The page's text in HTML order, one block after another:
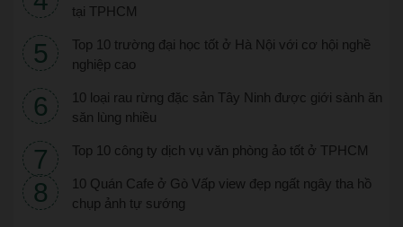
tại TPHCM
Top 10 trường đại học tốt ở Hà Nội với cơ hội nghề
nghiệp cao
10 loại rau rừng đặc sản Tây Ninh được giới sành ăn
săn lùng nhiều
Top 10 công ty dịch vụ văn phòng ảo tốt ở TPHCM
10 Quán Cafe ở Gò Vấp view đẹp ngất ngây tha hồ
chụp ảnh tự sướng